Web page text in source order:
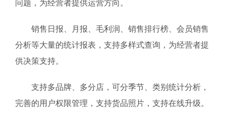
问题，为经营者提供运营方向。
销售日报、月报、毛利润、销售排行榜、会员销售
分析等大量的统计报表，支持多样式查询，为经营者提
供决策支持。
支持多品牌、多分店，可分季节、类别统计分析，
完善的用户权限管理，支持货品照片，支持在线升级。